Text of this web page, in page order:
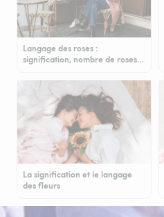
Langage des roses :
signification, nombre de roses…
La signification et le langage
des fleurs